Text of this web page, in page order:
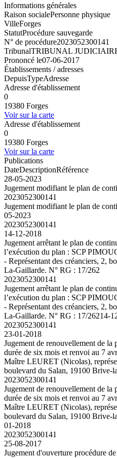
Informations générales
Raison socialePersonne physique
VilleForges
StatutProcédure sauvegarde
N° de procédure2023052300141
TribunalTRIBUNAL
Prononcé le07-06-2017
Établissements / adresses
DepuisTypeAdresse
Adresse d'établissement
0
19380 Forges
Voir sur la carte
Adresse d'établissement
0
19380 Forges
Voir sur la carte
Publications
DateDescriptionRéférence
28-05-2023
Jugement modifiant le plan de
2023052300141
Jugement modifiant le plan de
05-2023
2023052300141
14-12-2018
Jugement arrêtant le plan de
l’exécution du plan : SCP
- Représentant des créanciers, 2,
La-Gaillarde. N° RG : 17/262
2023052300141
Jugement arrêtant le plan de
l’exécution du plan : SCP
- Représentant des créanciers, 2,
La-Gaillarde. N° RG : 17/26214-
2023052300141
23-01-2018
Jugement de renouvellement de
durée de six mois et renvoi au 7
Maître LEURET (Nicolas),
boulevard du Salan, 19100 Brive-
2023052300141
Jugement de renouvellement de
durée de six mois et renvoi au 7
Maître LEURET (Nicolas),
boulevard du Salan, 19100 Brive-
01-2018
2023052300141
25-08-2017
Jugement d'ouverture procédure